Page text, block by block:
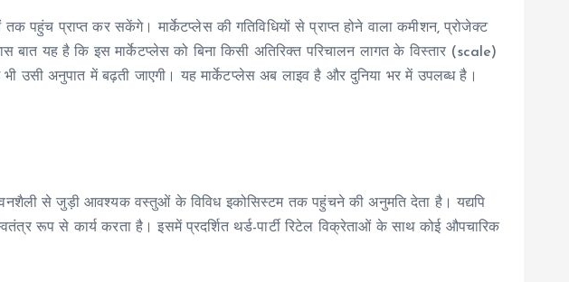
पहुंच प्राप्त कर सकेंगे। मार्केटप्लेस की गतिविधियों से प्राप्त होने वाला कमीशन, प्रोजेक्ट
यह है कि इस मार्केटप्लेस को बिना किसी अतिरिक्त परिचालन लागत के विस्तार (scale)
उसी अनुपात में बढ़ती जाएगी। यह मार्केटप्लेस अब लाइव है और दुनिया भर में उपलब्ध है।
से जुड़ी आवश्यक वस्तुओं के विविध इकोसिस्टम तक पहुंचने की अनुमति देता है। यद्यपि
रूप से कार्य करता है। इसमें प्रदर्शित थर्ड-पार्टी रिटेल विक्रेताओं के साथ कोई औपचारिक